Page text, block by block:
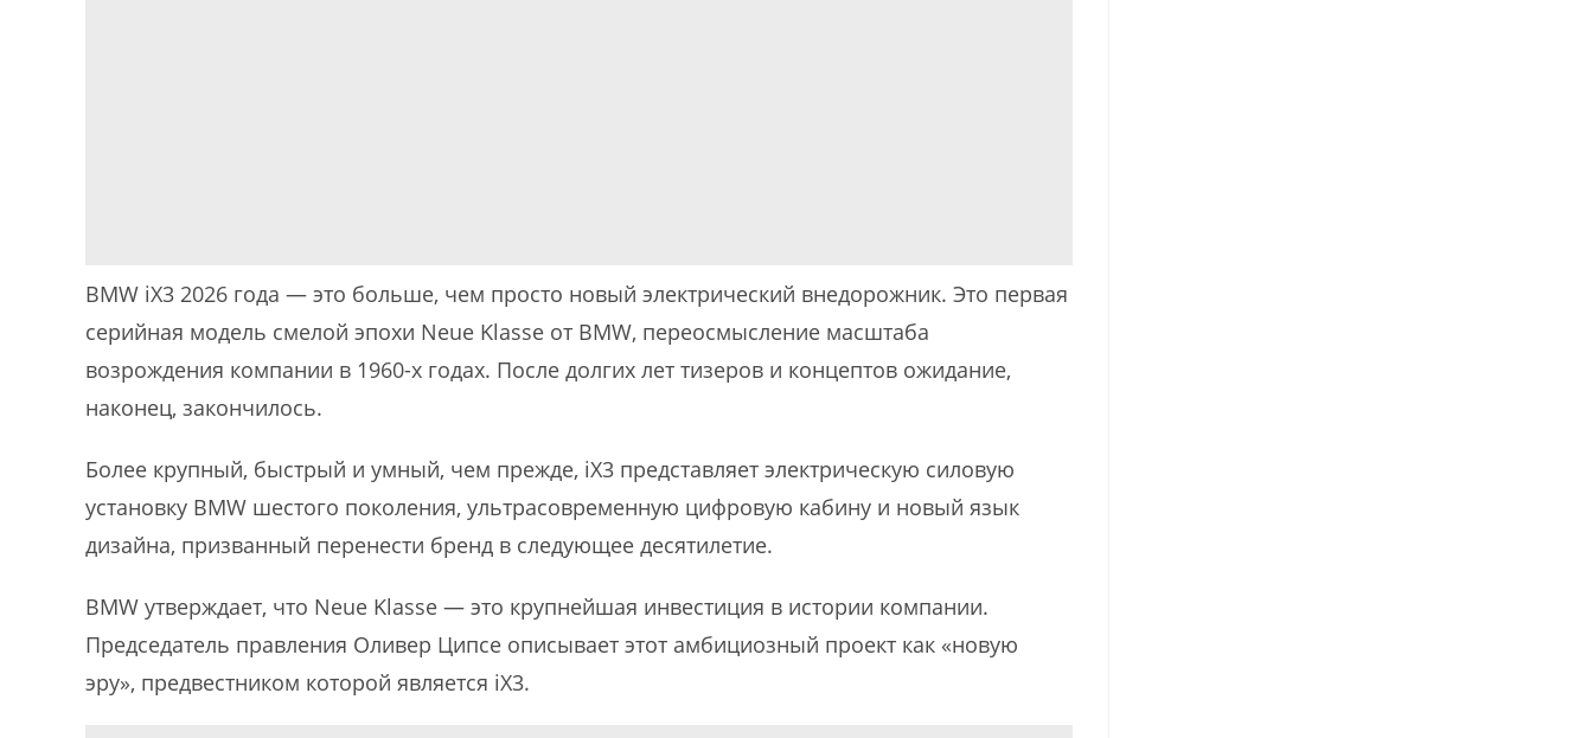
BMW iX3 2026 года — это больше, чем просто новый электрический внедорожник. Это первая
серийная модель смелой эпохи Neue Klasse от BMW, переосмысление масштаба
возрождения компании в 1960-х годах. После долгих лет тизеров и концептов ожидание,
наконец, закончилось.
Более крупный, быстрый и умный, чем прежде, iX3 представляет электрическую силовую
установку BMW шестого поколения, ультрасовременную цифровую кабину и новый язык
дизайна, призванный перенести бренд в следующее десятилетие.
BMW утверждает, что Neue Klasse — это крупнейшая инвестиция в истории компании.
Председатель правления Оливер Ципсе описывает этот амбициозный проект как «новую
эру», предвестником которой является iX3.